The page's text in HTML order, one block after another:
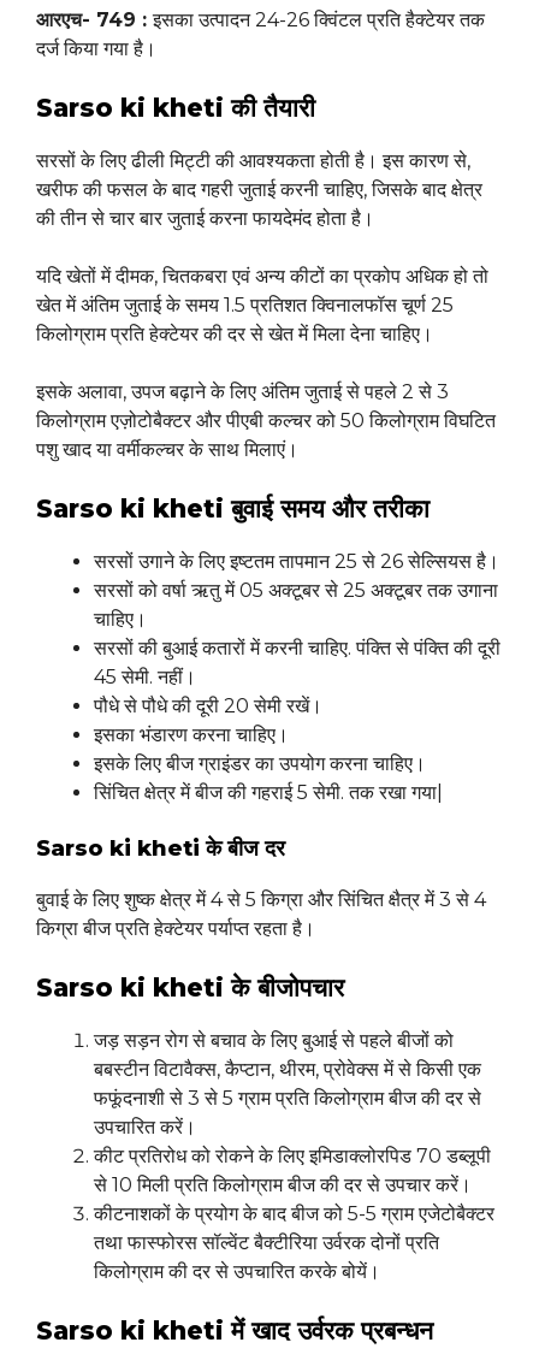
आरएच- 749 :इसका उत्पादन 24-26 क्विंटल प्रति हैक्टेयर तक
दर्ज किया गया है।
Sarso ki kheti की तैयारी
सरसों के लिए ढीली मिट्टी की आवश्यकता होती है। इस कारण से,
खरीफ की फसल के बाद गहरी जुताई करनी चाहिए, जिसके बाद क्षेत्र
की तीन से चार बार जुताई करना फायदेमंद होता है।
यदि खेतों में दीमक, चितकबरा एवं अन्य कीटों का प्रकोप अधिक हो तो
खेत में अंतिम जुताई के समय 1.5 प्रतिशत क्विनालफॉस चूर्ण 25
किलोग्राम प्रति हेक्टेयर की दर से खेत में मिला देना चाहिए।
इसके अलावा, उपज बढ़ाने के लिए अंतिम जुताई से पहले 2 से 3
किलोग्राम एज़ोटोबैक्टर और पीएबी कल्चर को 50 किलोग्राम विघटित
पशु खाद या वर्मीकल्चर के साथ मिलाएं।
Sarso ki kheti बुवाई समय और तरीका
सरसों उगाने के लिए इष्टतम तापमान 25 से 26 सेल्सियस है।
सरसों को वर्षा ऋतु में 05 अक्टूबर से 25 अक्टूबर तक उगाना
चाहिए।
सरसों की बुआई कतारों में करनी चाहिए. पंक्ति से पंक्ति की दूरी
45 सेमी. नहीं।
पौधे से पौधे की दूरी 20 सेमी रखें।
इसका भंडारण करना चाहिए।
इसके लिए बीज ग्राइंडर का उपयोग करना चाहिए।
सिंचित क्षेत्र में बीज की गहराई 5 सेमी. तक रखा गया|
Sarso ki kheti केबीज दर
बुवाई के लिए शुष्‍क क्षेत्र में 4 से 5 किग्रा और सिंचित क्षैत्र में 3 से 4
किग्रा बीज प्रति हेक्टेयर पर्याप्त रहता है।
Sarso ki kheti के बीजोपचार
जड़ सड़न रोग से बचाव के लिए बुआई से पहले बीजों को
बबस्टीन विटावैक्स, कैप्टान, थीरम, प्रोवेक्स में से किसी एक
फफूंदनाशी से 3 से 5 ग्राम प्रति किलोग्राम बीज की दर से
उपचारित करें।
कीट प्रतिरोध को रोकने के लिए इमिडाक्लोरपिड 70 डब्लूपी
से 10 मिली प्रति किलोग्राम बीज की दर से उपचार करें।
कीटनाशकों के प्रयोग के बाद बीज को 5-5 ग्राम एजेटोबैक्टर
तथा फास्फोरस सॉल्वेंट बैक्टीरिया उर्वरक दोनों प्रति
किलोग्राम की दर से उपचारित करके बोयें।
Sarso ki kheti में खाद उर्वरक प्रबन्धन